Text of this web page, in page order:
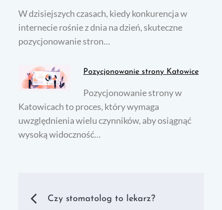
W dzisiejszych czasach, kiedy konkurencja w
internecie rośnie z dnia na dzień, skuteczne
pozycjonowanie stron…
Pozycjonowanie strony Katowice
Pozycjonowanie strony w
Katowicach to proces, który wymaga
uwzględnienia wielu czynników, aby osiągnąć
wysoką widoczność…
Nawigacja
Czy stomatolog to lekarz?